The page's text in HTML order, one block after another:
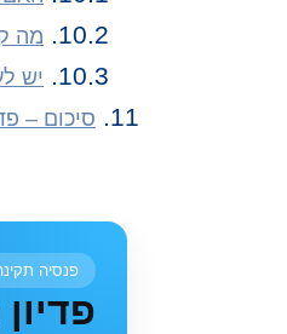
מה
יש
סיכום – פדיון רעיוני 2025
פנסיה תקינה